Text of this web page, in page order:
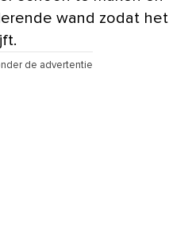
wand zodat het
de advertentie